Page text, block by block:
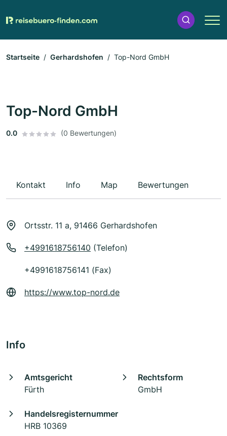
Startseite Gerhardshofen Top-Nord GmbH
Top-Nord GmbH
0.0 (0 Bewertungen)
Kontakt Info Map Bewertungen
Ortsstr. 11 a, 91466 Gerhardshofen
+4991618756140 (Telefon)
+4991618756141 (Fax)
https://www.top-nord.de
Info
Amtsgericht
Fürth
Rechtsform
GmbH
Handelsregisternummer
HRB 10369